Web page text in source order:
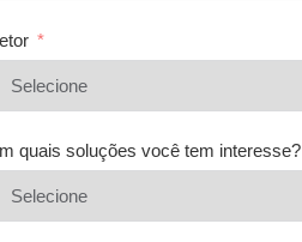
quais soluções você tem interesse?